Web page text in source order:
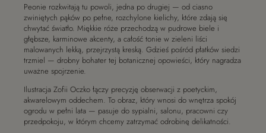
Peonie rozkwitają tu powoli, jedna po drugiej — od ciasno
zwiniętych pąków po pełne, rozchylone kielichy, które zdają się
chwytać światło. Miękkie róże przechodzą w pudrowe biele i
głębsze, karminowe akcenty, a całość tonie w zieleni liści
malowanych lekką, przejrzystą kreską. Gdzieś pośród płatków siedzi
trzmiel — drobny bohater tej botanicznej opowieści, który nagradza
uważne spojrzenie.
Ilustracja Zofii Oczko łączy precyzję obserwacji z poetyckim,
akwarelowym oddechem. To obraz, który wnosi do wnętrza spokój
ogrodu w pełni lata — pasuje do sypialni, salonu, pracowni czy
przedpokoju, w którym chcemy zatrzymać odrobinę delikatności.